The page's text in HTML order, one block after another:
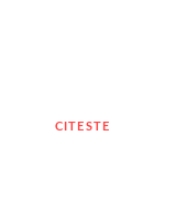
CITESTE